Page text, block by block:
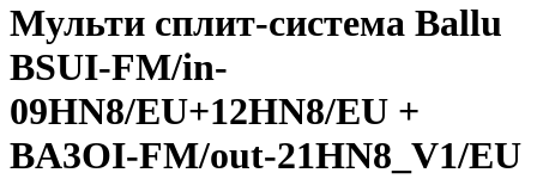
Мульти сплит-система Ballu
BSUI-FM/in-
09HN8/EU+12HN8/EU +
BA3OI-FM/out-21HN8_V1/EU